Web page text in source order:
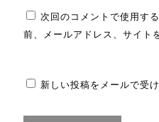
次回のコメントで使用す
前、メールアドレス、サイト
新しい投稿をメールで受